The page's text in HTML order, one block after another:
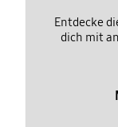
Entdecke
dich mit